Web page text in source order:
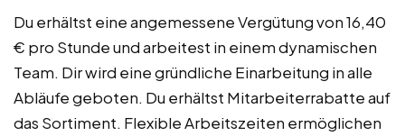
Du erhältst eine angemessene Vergütung von 16,40
€ pro Stunde und arbeitest in einem dynamischen
Team. Dir wird eine gründliche Einarbeitung in alle
Abläufe geboten. Du erhältst Mitarbeiterrabatte auf
das Sortiment. Flexible Arbeitszeiten ermöglichen